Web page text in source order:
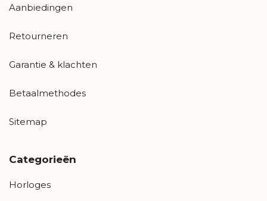
Aanbiedingen
Retourneren
Garantie & klachten
Betaalmethodes
Sitemap
Categorieën
Horloges